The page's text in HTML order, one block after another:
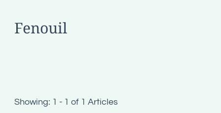
Fenouil
Showing: 1 - 1 of 1 Articles